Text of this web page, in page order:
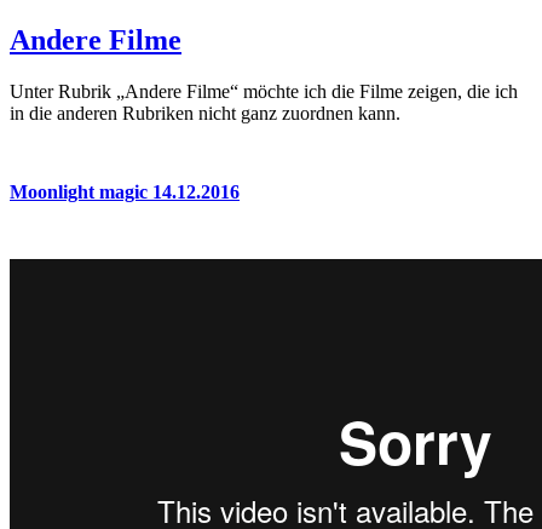
Andere Filme
Unter Rubrik „Andere Filme“ möchte ich die Filme zeigen, die ich
in die anderen Rubriken nicht ganz zuordnen kann.
Moonlight magic 14.12.2016